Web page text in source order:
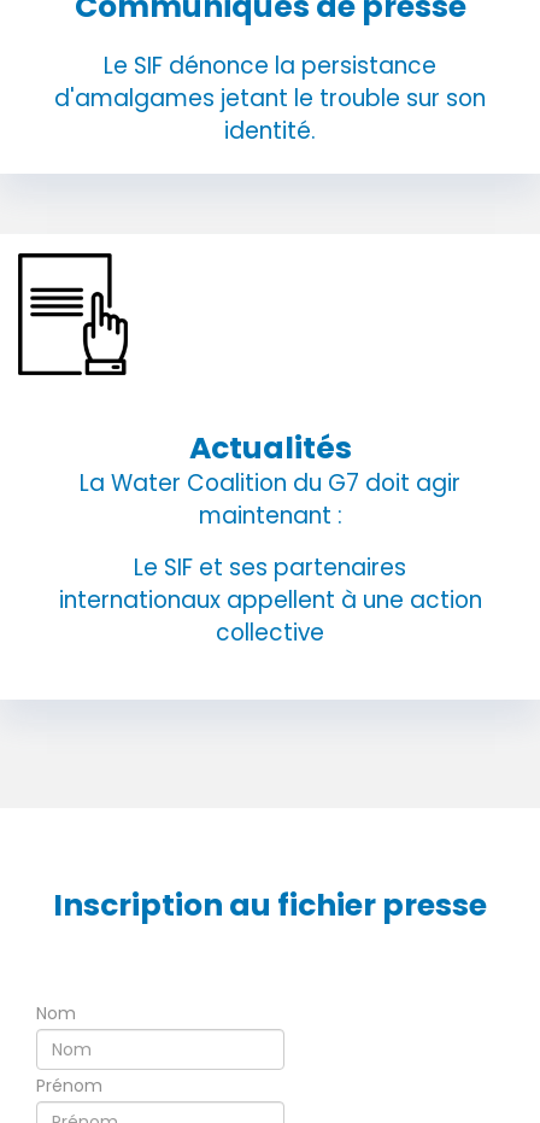
Le SIF dénonce la persistance
d'amalgames jetant le trouble sur son
identité.
Actualités
La Water Coalition du G7 doit agir
maintenant :
Le SIF et ses partenaires
internationaux appellent à une action
collective
Inscription au fichier presse
Nom
Prénom